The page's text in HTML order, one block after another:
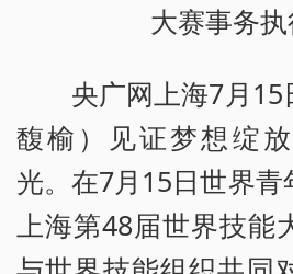
大赛事务
央广网上海7月
馥榆）见证梦想绽
光。在7月15日世界青
上海第48届世界技能